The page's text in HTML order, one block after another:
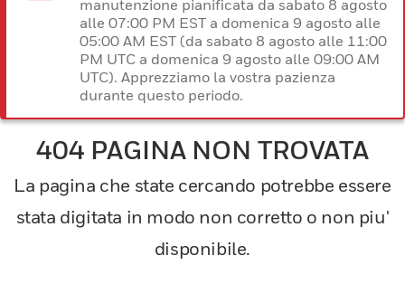
manutenzione pianificata da sabato 8 agosto
alle 07:00 PM EST a domenica 9 agosto alle
05:00 AM EST (da sabato 8 agosto alle 11:00
PM UTC a domenica 9 agosto alle 09:00 AM
UTC). Apprezziamo la vostra pazienza
durante questo periodo.
404 PAGINA NON TROVATA
La pagina che state cercando potrebbe essere
stata digitata in modo non corretto o non piu'
disponibile.